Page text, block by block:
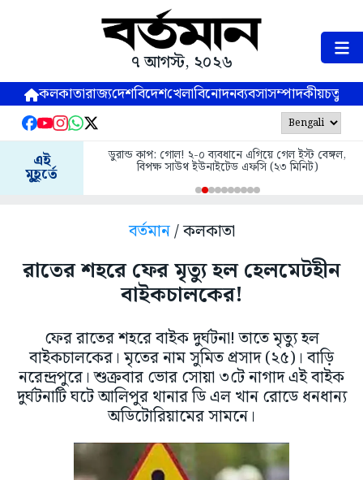
৭ আগস্ট, ২০২৬
কলকাতারাজ্যদেশবিদেশখেলাবিনোদনব্যবসাসম্পাদকীয়
এই
মুহূর্তে
ডুরান্ড কাপ: গোল! ২-০ ব্যবধানে এগিয়ে গেল ইস্ট বেঙ্গল,
বিপক্ষ সাউথ ইউনাইটেড এফসি (২৩ মিনিট)
বর্তমান/ কলকাতা
রাতের শহরে ফের মৃত্যু হল হেলমেটহীন
বাইকচালকের!
ফের রাতের শহরে বাইক দুর্ঘটনা! তাতে মৃত্যু হল
বাইকচালকের। মৃতের নাম সুমিত প্রসাদ (২৫)। বাড়ি
নরেন্দ্রপুরে। শুক্রবার ভোর সোয়া ৩টে নাগাদ এই বাইক
দুর্ঘটনাটি ঘটে আলিপুর থানার ডি এল খান রোডে ধনধান্য
অডিটোরিয়ামের সামনে।